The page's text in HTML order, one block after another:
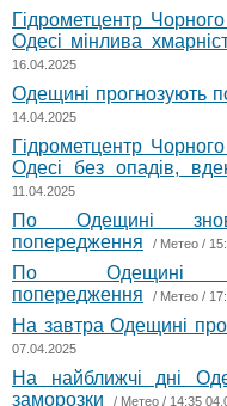
Гідрометцентр
Одесі мінлива
16.04.2025
Одещині прогнозують
14.04.2025
Гідрометцентр
Одесі без опадів,
11.04.2025
По Одещині
попередження
/ Метео /
По Одещині
попередження
/ Метео /
На завтра Одещині
07.04.2025
На найближчі дні
заморозки
/ Метео / 14:35